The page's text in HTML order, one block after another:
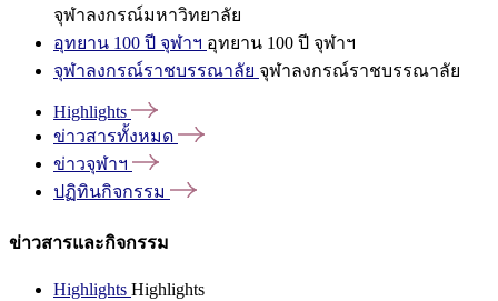
จุฬาลงกรณ์มหาวิทยาลัย
อุทยาน 100 ปี จุฬาฯ อุทยาน 100 ปี จุฬาฯ
จุฬาลงกรณ์ราชบรรณาลัย จุฬาลงกรณ์ราชบรรณาลัย
Highlights
ข่าวสารทั้งหมด
ข่าวจุฬาฯ
ปฏิทินกิจกรรม
ข่าวสารและกิจกรรม
Highlights Highlights